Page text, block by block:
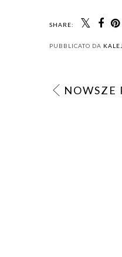
SHARE:
PUBBLICATO DA
NOWSZE